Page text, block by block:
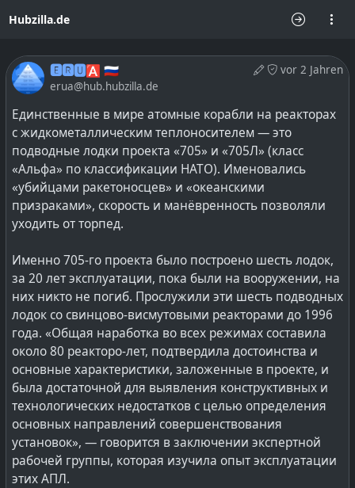
Hubzilla.de
vor 2 Jahren
🅴🆁🆄🅰 🇷🇺
erua@hub.hubzilla.de
Единственные в мире атомные корабли на реакторах
с жидкометаллическим теплоносителем — это
подводные лодки проекта «705» и «705Л» (класс
«Альфа» по классификации НАТО). Именовались
«убийцами ракетоносцев» и «океанскими
призраками», скорость и манёвренность позволяли
уходить от торпед.
Именно 705-го проекта было построено шесть лодок,
за 20 лет эксплуатации, пока были на вооружении, на
них никто не погиб. Прослужили эти шесть подводных
лодок со свинцово-висмутовыми реакторами до 1996
года. «Общая наработка во всех режимах составила
около 80 реакторо-лет, подтвердила достоинства и
основные характеристики, заложенные в проекте, и
была достаточной для выявления конструктивных и
технологических недостатков с целью определения
основных направлений совершенствования
установок», — говорится в заключении экспертной
рабочей группы, которая изучила опыт эксплуатации
этих АПЛ.